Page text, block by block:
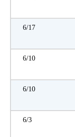
6/17
6/10
6/10
6/3